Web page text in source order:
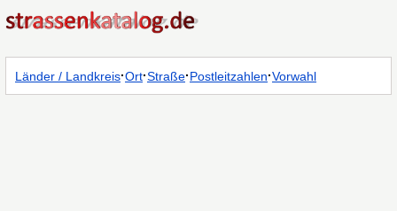
Länder / Landkreis·Ort·Straße·Postleitzahlen·Vorwahl